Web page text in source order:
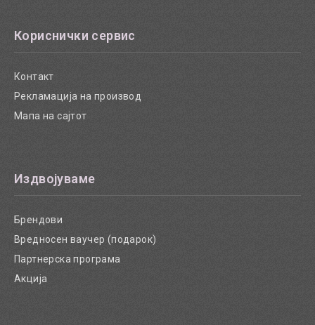
Кориснички сервис
Контакт
Рекламација на производ
Мапа на сајтот
Издвојуваме
Брендови
Вредносен ваучер (подарок)
Партнерска програма
Акција